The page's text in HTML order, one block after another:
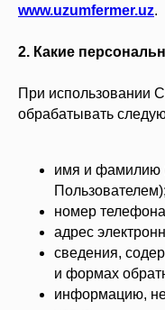
www.uzumfermer.uz.
2. Какие
При использовании
обрабатывать
имя и фамилию
Пользователем);
номер
адрес
сведения,
и формах
информацию,